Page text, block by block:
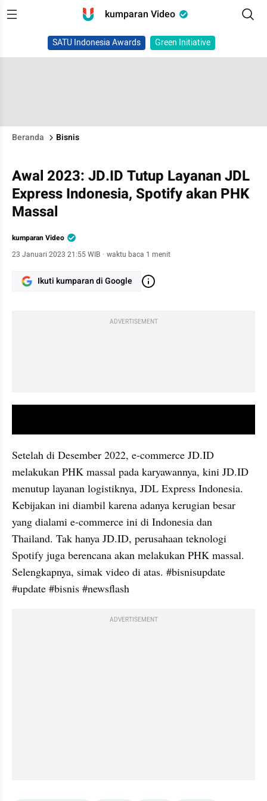
kumparan Video
SATU Indonesia Awards Green Initiative
Beranda Bisnis
Awal 2023: JD.ID Tutup Layanan JDL
Express Indonesia, Spotify akan PHK
Massal
kumparan Video
23 Januari 2023 21:55 WIB · waktu baca 1 menit
Ikuti kumparan di Google
ADVERTISEMENT
Setelah di Desember 2022, e-commerce JD.ID
melakukan PHK massal pada karyawannya, kini JD.ID
menutup layanan logistiknya, JDL Express Indonesia.
Kebijakan ini diambil karena adanya kerugian besar
yang dialami e-commerce ini di Indonesia dan
Thailand. Tak hanya JD.ID, perusahaan teknologi
Spotify juga berencana akan melakukan PHK massal.
Selengkapnya, simak video di atas. #bisnisupdate
#update #bisnis #newsflash
ADVERTISEMENT